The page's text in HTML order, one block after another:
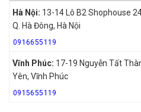
Hà Nội: 13-14 Lô B2 Shophouse
Q. Hà Đông, Hà Nội
0916655119
Vĩnh Phúc: 17-19 Nguyễn Tất
Yên, Vĩnh Phúc
0915655119